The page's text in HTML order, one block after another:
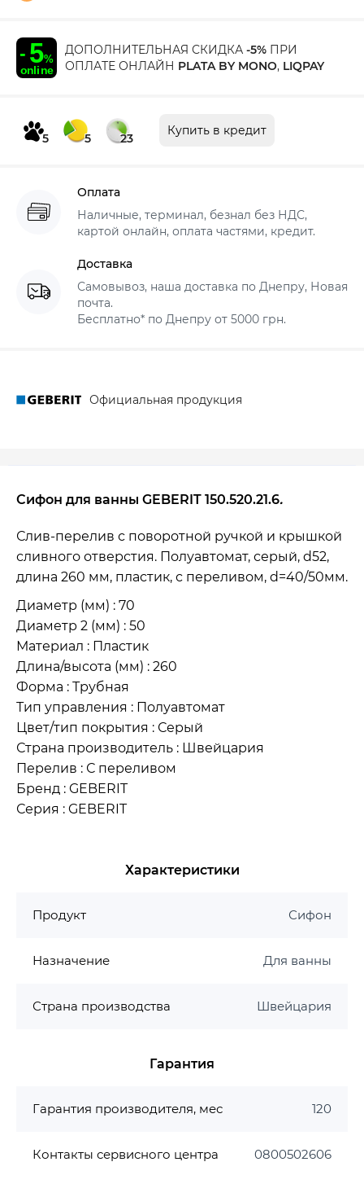
ДОПОЛНИТЕЛЬНАЯ СКИДКА -5% ПРИ
ОПЛАТЕ ОНЛАЙН PLATA BY MONO, LIQPAY
5 5 23
Купить в кредит
Оплата
Наличные, терминал, безнал без НДС,
картой онлайн, оплата частями, кредит.
Доставка
Самовывоз, наша доставка по Днепру, Новая
почта.
Бесплатно* по Днепру от 5000 грн.
Официальная продукция
Сифон для ванны GEBERIT 150.520.21.6.
Слив-перелив с поворотной ручкой и крышкой
сливного отверстия. Полуавтомат, серый, d52,
длина 260 мм, пластик, с переливом, d=40/50мм.
Диаметр (мм) : 70
Диаметр 2 (мм) : 50
Материал : Пластик
Длина/высота (мм) : 260
Форма : Трубная
Тип управления : Полуавтомат
Цвет/тип покрытия : Серый
Страна производитель : Швейцария
Перелив : С переливом
Бренд : GEBERIT
Серия : GEBERIT
Характеристики
Продукт Сифон
Назначение Для ванны
Страна производства Швейцария
Гарантия
Гарантия производителя, мес 120
Контакты сервисного центра 0800502606